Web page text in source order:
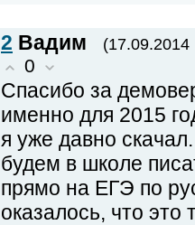
2 Вадим (17.09.2014
0
Спасибо за
именно для 2015
я уже давно
будем в школе
прямо на ЕГЭ по
оказалось, что это